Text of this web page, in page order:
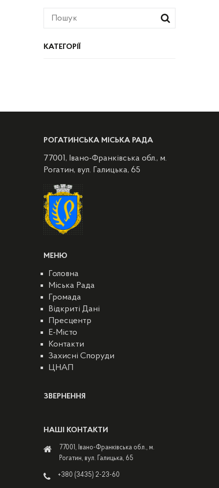
КАТЕГОРІЇ
РОГАТИНСЬКА МІСЬКА РАДА
77001, Івано-Франківська обл., м.
Рогатин, вул. Галицька, 65
МЕНЮ
Головна
Міська Рада
Громада
Відкриті Дані
Пресцентр
E-Місто
Контакти
Захисні Споруди
ЦНАП
ЗВЕРНЕННЯ
НАШІ КОНТАКТИ
77001, Івано-Франківська обл., м.
Рогатин, вул. Галицька, 65
+380 (3435) 2-23-60